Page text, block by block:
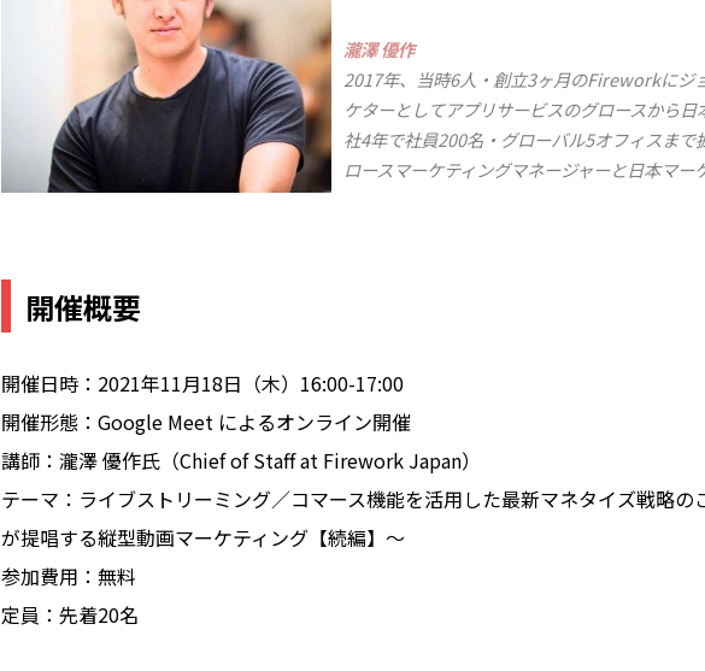
瀧澤 優作
2017年、当時6人・創立3ヶ月のFireworkにジ
ケターとしてアプリサービスのグロースから日
社4年で社員200名・グローバル5オフィスまで
ロースマーケティングマネージャーと日本マー
開催概要
開催日時：2021年11月18日（木）16:00-17:00
開催形態：Google Meet によるオンライン開催
講師：瀧澤 優作氏（Chief of Staff at Firework Japan）
テーマ：ライブストリーミング／コマース機能を活用した最新マネタイズ戦略
が提唱する縦型動画マーケティング【続編】〜
参加費用：無料
定員：先着20名